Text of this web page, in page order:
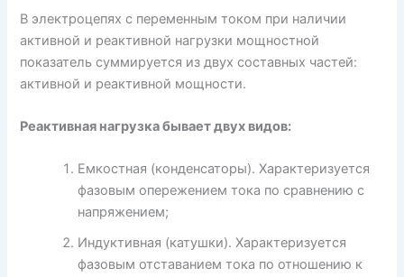
В электроцепях с переменным током при наличии
активной и реактивной нагрузки мощностной
показатель суммируется из двух составных частей:
активной и реактивной мощности.
Реактивная нагрузка бывает двух видов:
Емкостная (конденсаторы). Характеризуется
фазовым опережением тока по сравнению с
напряжением;
Индуктивная (катушки). Характеризуется
фазовым отставанием тока по отношению к